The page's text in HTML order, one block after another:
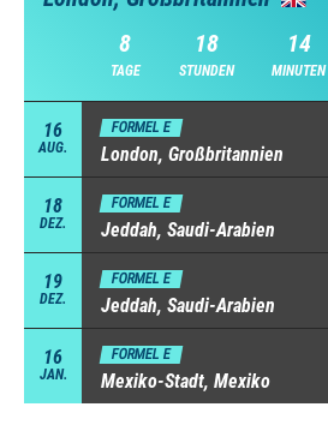
8
TAGE
18
STUNDEN
14
MINUTEN
16
AUG.
FORMEL E
London, Großbritannien
18
DEZ.
FORMEL E
Jeddah, Saudi-Arabien
19
DEZ.
FORMEL E
Jeddah, Saudi-Arabien
16
JAN.
FORMEL E
Mexiko-Stadt, Mexiko